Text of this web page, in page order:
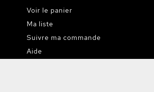
Voir le panier
Ma liste
Suivre ma commande
Aide